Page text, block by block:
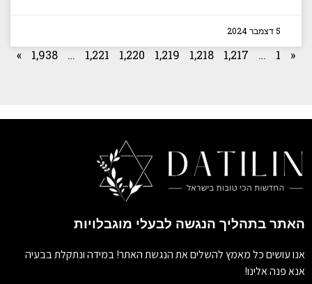
5 דצמבר 2024
«
1
…
1,217
1,218
1,219
1,220
1,221
…
1,938
»
האתר בתהליך הנגשה לבעלי מוגבלויות
אנו עושים כל מאמץ להשלים את הנגשת האתר! במידה ונתקלת בבעיה
אנא פנה אלינו!